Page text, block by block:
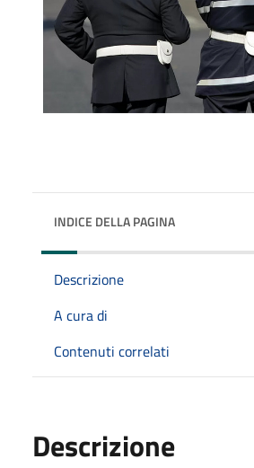
INDICE DELLA PAGINA
Descrizione
A cura di
Contenuti correlati
Descrizione